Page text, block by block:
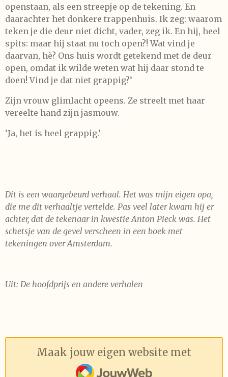
openstaan, als een streepje op de tekening. En
daarachter het donkere trappenhuis. Ik zeg: waarom
teken je die deur niet dicht, vader, zeg ik. En hij, heel
spits: maar hij staat nu toch open?! Wat vind je
daarvan, hè? Ons huis wordt getekend met de deur
open, omdat ik wilde weten wat hij daar stond te
doen! Vind je dat niet grappig?’
Zijn vrouw glimlacht opeens. Ze streelt met haar
vereelte hand zijn jasmouw.
‘Ja, het is heel grappig.’
Dit is een waargebeurd verhaal. Het was mijn eigen opa,
die me dit verhaaltje vertelde. Pas veel later kwam hij er
achter, dat de tekenaar in kwestie Anton Pieck was. Het
schetsje van de gevel verscheen in een boek met
tekeningen over Amsterdam.
Uit: De hoofdprijs en andere verhalen
Maak jouw eigen website met
JouwWeb